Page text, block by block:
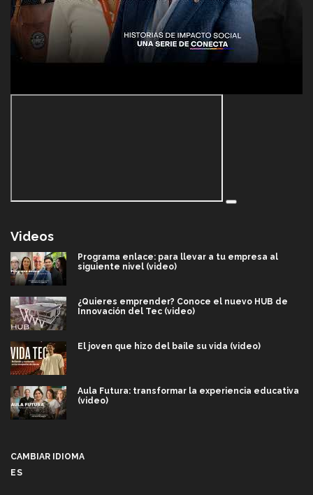
Videos
Programa enlace: para llevar a tu empresa al
siguiente nivel (video)
¿Quieres emprender? Conoce el nuevo HUB de
Innovación del Tec (video)
El joven que hizo del baile su vida (video)
Aula Futura: transformar la experiencia educativa
(video)
CAMBIAR IDIOMA
ES